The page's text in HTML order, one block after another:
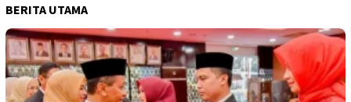
BERITA UTAMA